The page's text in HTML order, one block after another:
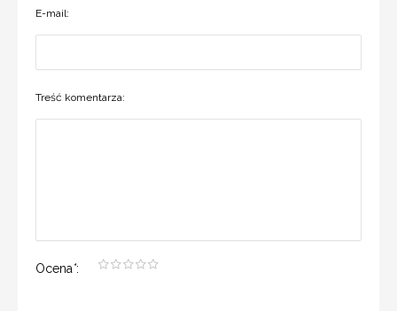
E-mail:
Treść komentarza:
Ocena*: